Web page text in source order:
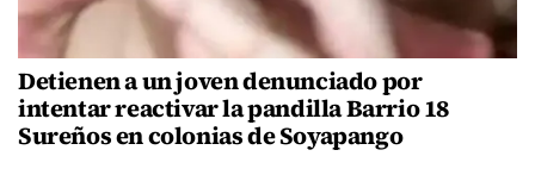
Detienen a un joven denunciado por
intentar reactivar la pandilla Barrio 18
Sureños en colonias de Soyapango